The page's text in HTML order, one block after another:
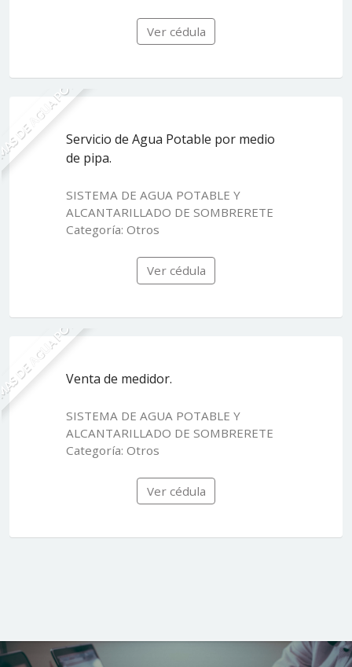
Ver cédula
AGUA POTABLEServicio de Agua Potable por medio
de pipa.
SISTEMA DE AGUA POTABLE Y
ALCANTARILLADO DE SOMBRERETE
Categoría: Otros
Ver cédula
AGUA POTABLEVenta de medidor.
SISTEMA DE AGUA POTABLE Y
ALCANTARILLADO DE SOMBRERETE
Categoría: Otros
Ver cédula